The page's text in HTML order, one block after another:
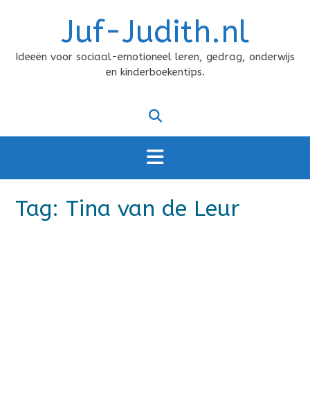
Juf-Judith.nl
Ideeën voor sociaal-emotioneel leren, gedrag, onderwijs
en kinderboekentips.
Tag: Tina van de Leur